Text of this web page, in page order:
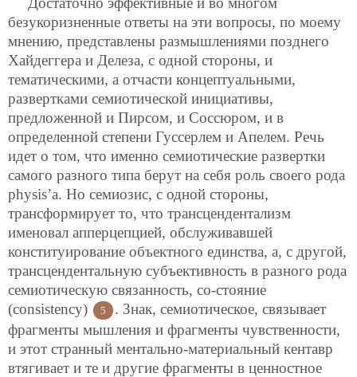
безукоризненные ответы на эти вопросы, по моему
мнению, представлены размышлениями позднего
Хайдеггера и Делеза, с одной стороны, и
тематическими, а отчасти концептуальными,
развертками семиотической инициативы,
предложенной и Пирсом, и Соссюром, и в
определенной степени Гуссерлем и Апелем. Речь
идет о том, что именно семиотические развертки
самого разного типа берут на себя роль своего рода
physis’а. Но семиозис, с одной стороны,
трансформирует то, что трансцендентализм
именовал апперцепцией, обслуживавшей
конституирование объектного единства, а, с другой,
трансцендентальную субъективность в разного рода
семиотическую связанность, со-стояние
(consistency)
5
. Знак, семиотическое, связывает
фрагменты мышления и фрагменты чувственности,
и этот странный ментально-материальный кентавр
втягивает и те и другие фрагменты в ценностное